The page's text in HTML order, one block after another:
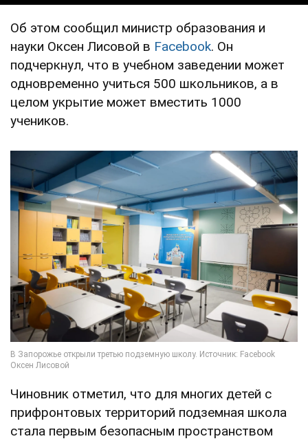
Об этом сообщил министр образования и
науки Оксен Лисовой в Facebook. Он
подчеркнул, что в учебном заведении может
одновременно учиться 500 школьников, а в
целом укрытие может вместить 1000
учеников.
Чиновник отметил, что для многих детей с
прифронтовых территорий подземная школа
стала первым безопасным пространством